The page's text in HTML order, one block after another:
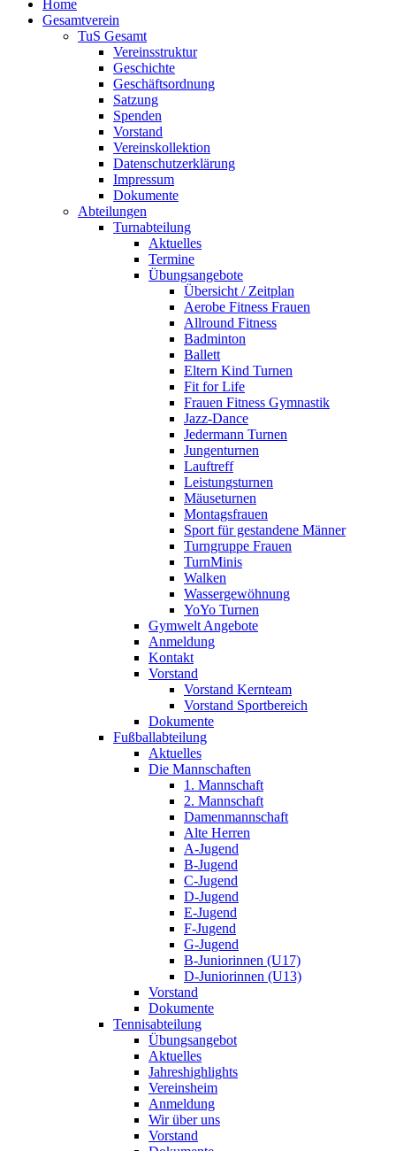
Home
Gesamtverein
TuS Gesamt
Vereinsstruktur
Geschichte
Geschäftsordnung
Satzung
Spenden
Vorstand
Vereinskollektion
Datenschutzerklärung
Impressum
Dokumente
Abteilungen
Turnabteilung
Aktuelles
Termine
Übungsangebote
Übersicht / Zeitplan
Aerobe Fitness Frauen
Allround Fitness
Badminton
Ballett
Eltern Kind Turnen
Fit for Life
Frauen Fitness Gymnastik
Jazz-Dance
Jedermann Turnen
Jungenturnen
Lauftreff
Leistungsturnen
Mäuseturnen
Montagsfrauen
Sport für gestandene Männer
Turngruppe Frauen
TurnMinis
Walken
Wassergewöhnung
YoYo Turnen
Gymwelt Angebote
Anmeldung
Kontakt
Vorstand
Vorstand Kernteam
Vorstand Sportbereich
Dokumente
Fußballabteilung
Aktuelles
Die Mannschaften
1. Mannschaft
2. Mannschaft
Damenmannschaft
Alte Herren
A-Jugend
B-Jugend
C-Jugend
D-Jugend
E-Jugend
F-Jugend
G-Jugend
B-Juniorinnen (U17)
D-Juniorinnen (U13)
Vorstand
Dokumente
Tennisabteilung
Übungsangebot
Aktuelles
Jahreshighlights
Vereinsheim
Anmeldung
Wir über uns
Vorstand